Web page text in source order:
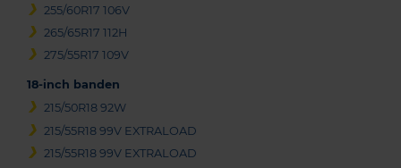
255/60R17 106V
265/65R17 112H
275/55R17 109V
18-inch banden
215/50R18 92W
215/55R18 99V EXTRALOAD
215/55R18 99V EXTRALOAD